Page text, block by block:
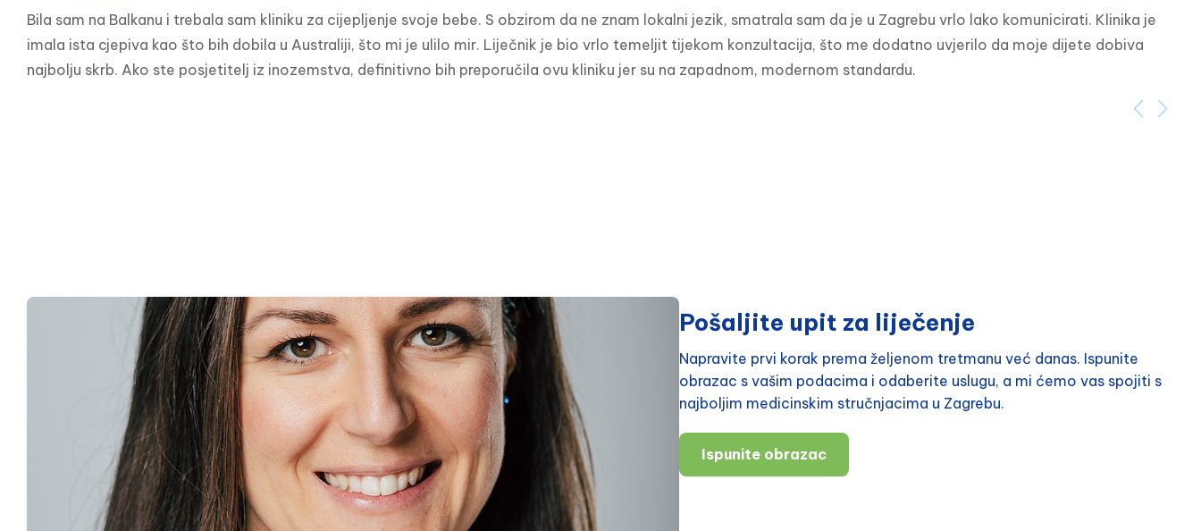
Bila sam na Balkanu i trebala sam kliniku za cijepljenje svoje bebe. S obzirom da ne znam lokalni jezik, smatrala sam da je u Zagrebu vrlo lako komunicirati. Klinika je
imala ista cjepiva kao što bih dobila u Australiji, što mi je ulilo mir. Liječnik je bio vrlo temeljit tijekom konzultacija, što me dodatno uvjerilo da moje dijete dobiva
najbolju skrb. Ako ste posjetitelj iz inozemstva, definitivno bih preporučila ovu kliniku jer su na zapadnom, modernom standardu.
Pošaljite upit za liječenje
Napravite prvi korak prema željenom tretmanu već danas. Ispunite
obrazac s vašim podacima i odaberite uslugu, a mi ćemo vas spojiti s
najboljim medicinskim stručnjacima u Zagrebu.
Ispunite obrazac